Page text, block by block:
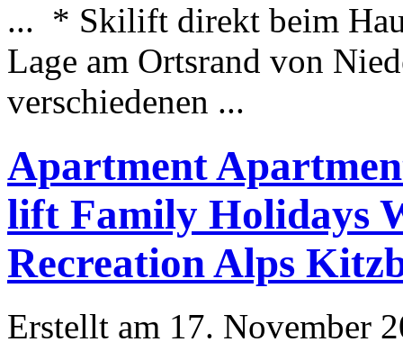
... * Skilift direkt beim
Lage am Ortsrand von
verschiedenen ...
Apartment
lift Family Holidays
Recreation Alps
Erstellt am 17. November